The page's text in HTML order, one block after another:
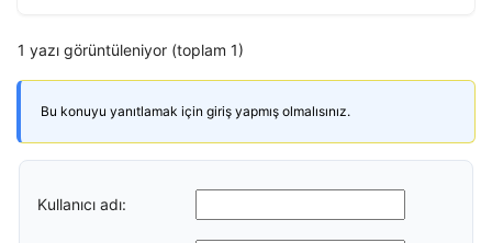
1 yazı görüntüleniyor (toplam 1)
Bu konuyu yanıtlamak için giriş yapmış olmalısınız.
Kullanıcı adı: